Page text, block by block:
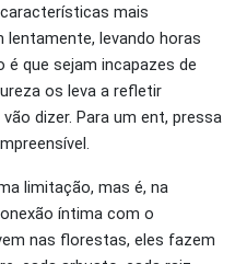
mais
lentamente, levando horas
é que sejam incapazes de
os leva a refletir
dizer. Para um ent, pressa
limitação, mas é, na
íntima com o
nas florestas, eles fazem